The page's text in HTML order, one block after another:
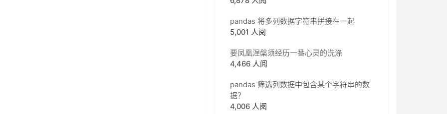
pandas 将多列数据字符串拼接在一起
5,001 人阅
要凤凰涅槃须经历一番心灵的洗涤
4,466 人阅
pandas 筛选列数据中包含某个字符串的数
据？
4,006 人阅